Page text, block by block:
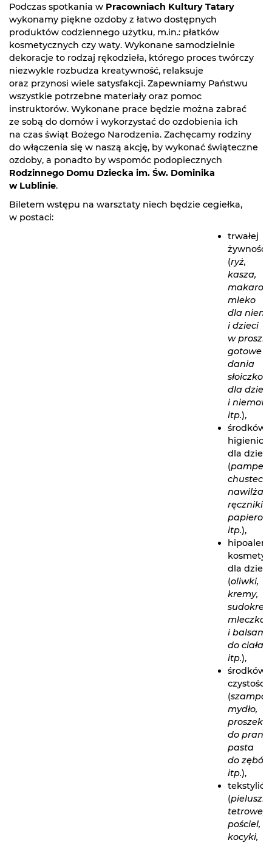
Podczas spotkania w Pracowniach Kultury Tatary
wykonamy piękne ozdoby z łatwo dostępnych
produktów codziennego użytku, m.in.: płatków
kosmetycznych czy waty. Wykonane samodzielnie
dekoracje to rodzaj rękodzieła, którego proces twórczy
niezwykle rozbudza kreatywność, relaksuje
oraz przynosi wiele satysfakcji. Zapewniamy Państwu
wszystkie potrzebne materiały oraz pomoc
instruktorów. Wykonane prace będzie można zabrać
ze sobą do domów i wykorzystać do ozdobienia ich
na czas świąt Bożego Narodzenia. Zachęcamy rodziny
do włączenia się w naszą akcję, by wykonać świąteczne
ozdoby, a ponadto by wspomóc podopiecznych
Rodzinnego Domu Dziecka im. Św. Dominika
w Lublinie.
Biletem wstępu na warsztaty niech będzie cegiełka,
w postaci:
trwałej
żywności
(ryż,
kasza,
makaron,
mleko
dla
i dzieci
w
gotowe
dania
dla dzieci
i
itp.),
środków
dla dzieci
(
ręczniki
itp.),
dla dzieci
(oliwki,
kremy,
mleczka
i balsamy
do ciała
itp.),
środków
czystości
(
mydło,
proszek
do
pasta
do zębów
itp.),
(pieluszki
tetrowe,
pościel,
kocyki,